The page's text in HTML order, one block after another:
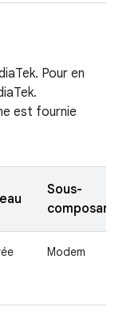
Pour en
est fournie
Sous-
composant
Modem